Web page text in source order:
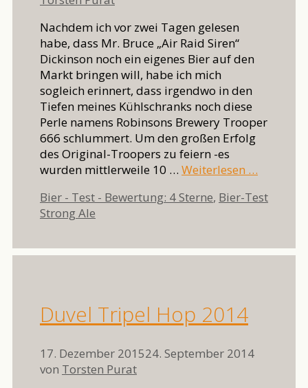
Nachdem ich vor zwei Tagen gelesen
habe, dass Mr. Bruce „Air Raid Siren“
Dickinson noch ein eigenes Bier auf den
Markt bringen will, habe ich mich
sogleich erinnert, dass irgendwo in den
Tiefen meines Kühlschranks noch diese
Perle namens Robinsons Brewery Trooper
666 schlummert. Um den großen Erfolg
des Original-Troopers zu feiern -es
wurden mittlerweile 10 … Weiterlesen …
Kategorien
Bier - Test - Bewertung: 4 Sterne, Bier-Test
Schlagwörter
Strong Ale
Duvel Tripel Hop 2014
17. Dezember 201524. September 2014
von Torsten Purat